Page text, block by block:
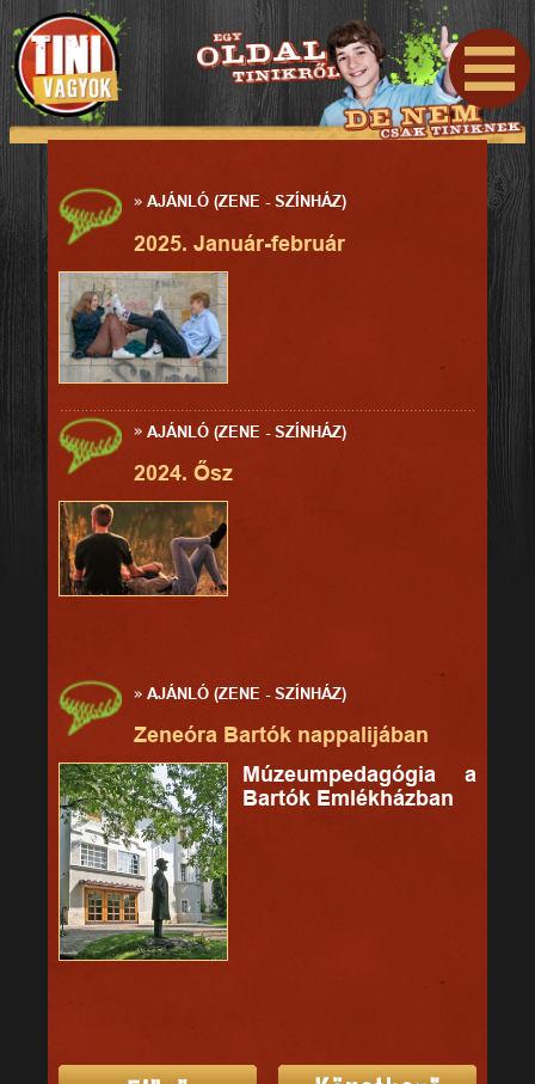
» AJÁNLÓ (ZENE - SZÍNHÁZ)
2025. Január-február
» AJÁNLÓ (ZENE - SZÍNHÁZ)
2024. Ősz
» AJÁNLÓ (ZENE - SZÍNHÁZ)
Zeneóra Bartók nappalijában
Múzeumpedagógia a
Bartók Emlékházban